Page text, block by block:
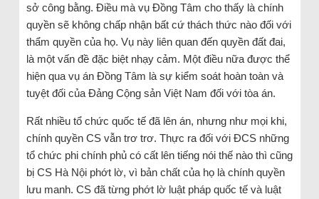
sở công bằng. Điều mà vụ Đồng Tâm cho thấy là chính
quyền sẽ không chấp nhận bất cứ thách thức nào đối với
thẩm quyền của họ. Vụ này liên quan đến quyền đất đai,
là một vấn đề đặc biệt nhạy cảm. Một điều nữa được thể
hiện qua vụ án Đồng Tâm là sự kiểm soát hoàn toàn và
tuyệt đối của Đảng Cộng sản Việt Nam đối với tòa án.
Rất nhiều tổ chức quốc tế đã lên án, nhưng như mọi khi,
chính quyền CS vẫn trơ trơ. Thực ra đối với ĐCS những
tổ chức phi chính phủ có cất lên tiếng nói thế nào thì cũng
bị CS Hà Nội phớt lờ, vì bản chất của họ là chính quyền
lưu manh. CS đã từng phớt lờ luật pháp quốc tế và luật